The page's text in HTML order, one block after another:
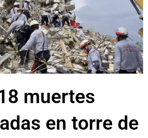
muertes
en torre de